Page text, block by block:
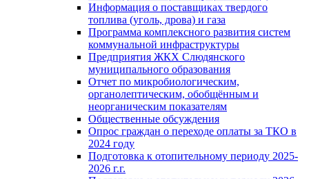
Информация о поставщиках твердого
топлива (уголь, дрова) и газа
Программа комплексного развития систем
коммунальной инфраструктуры
Предприятия ЖКХ Слюдянского
муниципального образования
Отчет по микробиологическим,
органолептическим, обобщённым и
неорганическим показателям
Общественные обсуждения
Опрос граждан о переходе оплаты за ТКО в
2024 году
Подготовка к отопительному периоду 2025-
2026 г.г.